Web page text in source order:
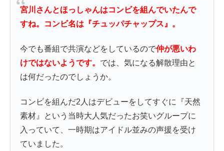
宮川さんとほっしゃんはコンビを組んでいたんで
すね。コンビ名は『チュッパチャップス』。
今でも番組で共演などをしているので仲が悪いわ
けではないようです。 では、気になる解散理由と
は何だったのでしょうか。
コンビを組んだ2人はデビューをしてすぐに『天然
素材』という当時大人気だったお笑いグループに
入っていて、一時期はアイドル並みの声援を受け
ていました。